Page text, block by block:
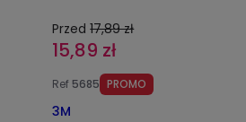
Przed 17,89 zł
15,89 zł
Ref 5685 PROMO
3M